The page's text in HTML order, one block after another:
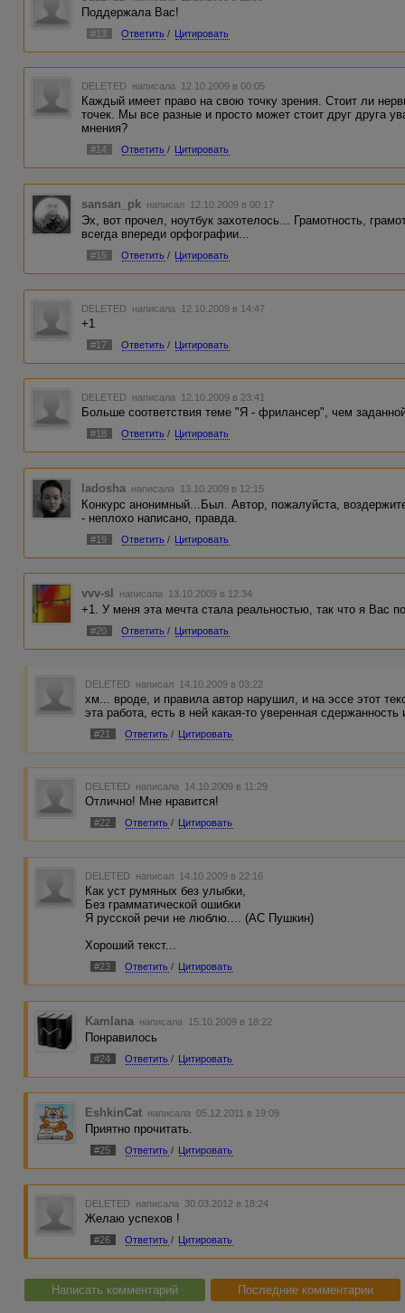
Поддержала Вас!
#13 Ответить / Цитировать
DELETED написала 12.10.2009 в 00:05
Каждый имеет право на свою точку зрения. Стоит ли
точек. Мы все разные и просто может стоит друг друга
мнения?
#14 Ответить / Цитировать
sansan_pk написал 12.10.2009 в 00:17
Эх, вот прочел, ноутбук захотелось... Грамотность,
всегда впереди орфографии...
#15 Ответить / Цитировать
DELETED написала 12.10.2009 в 14:47
+1
#17 Ответить / Цитировать
DELETED написала 12.10.2009 в 23:41
Больше соответствия теме "Я - фрилансер", чем
#18 Ответить / Цитировать
ladosha написала 13.10.2009 в 12:15
Конкурс анонимный...Был. Автор, пожалуйста,
- неплохо написано, правда.
#19 Ответить / Цитировать
vvv-sl написала 13.10.2009 в 12:34
+1. У меня эта мечта стала реальностью, так что я Вас
#20 Ответить / Цитировать
DELETED написал 14.10.2009 в 03:22
хм... вроде, и правила автор нарушил, и на эссе этот
эта работа, есть в ней какая-то уверенная
#21 Ответить / Цитировать
DELETED написала 14.10.2009 в 11:29
Отлично! Мне нравится!
#22 Ответить / Цитировать
DELETED написал 14.10.2009 в 22:16
Как уст румяных без улыбки,
Без грамматической ошибки
Я русской речи не люблю.... (АС Пушкин)
Хороший текст...
#23 Ответить / Цитировать
Kamlana написала 15.10.2009 в 18:22
Понравилось
#24 Ответить / Цитировать
EshkinCat написала 05.12.2011 в 19:09
Приятно прочитать.
#25 Ответить / Цитировать
DELETED написала 30.03.2012 в 18:24
Желаю успехов !
#26 Ответить / Цитировать
Написать комментарий Последние комментарии